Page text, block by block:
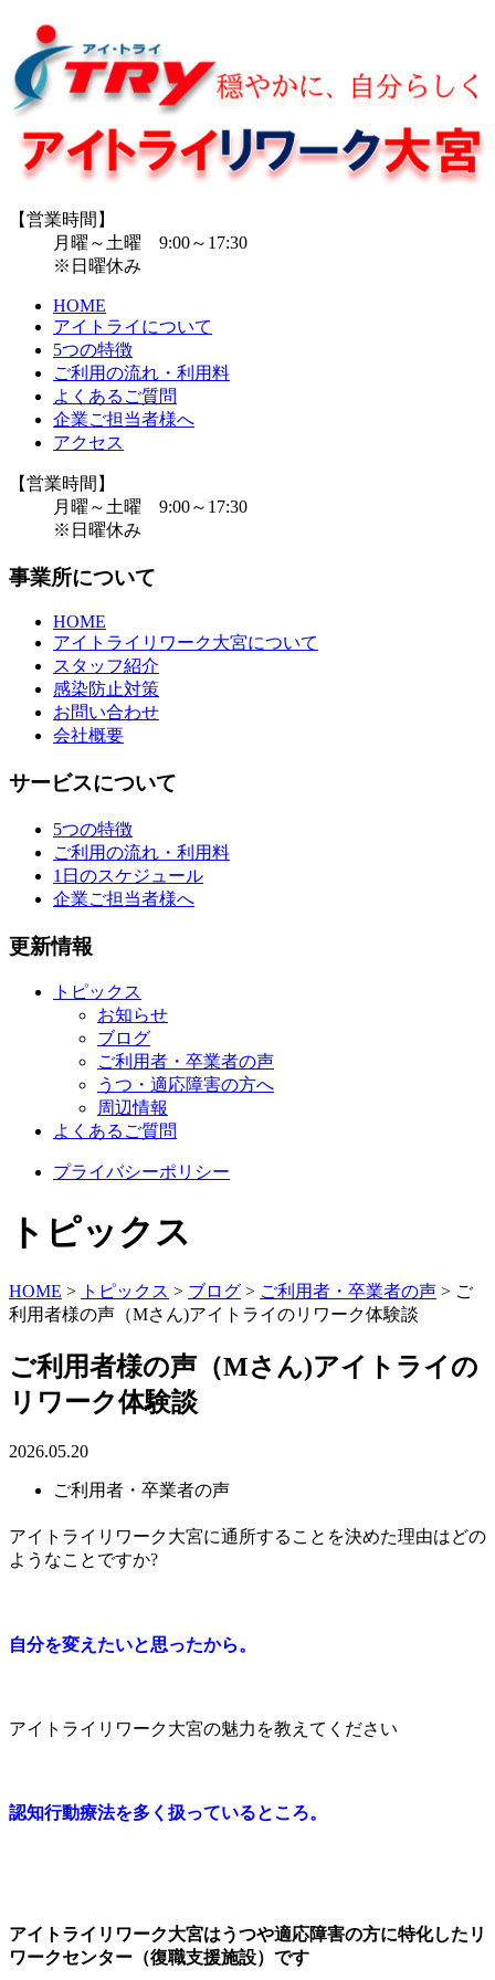
【営業時間】
月曜～土曜 9:00～17:30
※日曜休み
HOME
アイトライについて
5つの特徴
ご利用の流れ・利用料
よくあるご質問
企業ご担当者様へ
アクセス
【営業時間】
月曜～土曜 9:00～17:30
※日曜休み
事業所について
HOME
アイトライリワーク大宮について
スタッフ紹介
感染防止対策
お問い合わせ
会社概要
サービスについて
5つの特徴
ご利用の流れ・利用料
1日のスケジュール
企業ご担当者様へ
更新情報
トピックス
お知らせ
ブログ
ご利用者・卒業者の声
うつ・適応障害の方へ
周辺情報
よくあるご質問
プライバシーポリシー
トピックス
HOME > トピックス > ブログ > ご利用者・卒業者の声 > ご
利用者様の声（Mさん)アイトライのリワーク体験談
ご利用者様の声（Mさん)アイトライの
リワーク体験談
2026.05.20
ご利用者・卒業者の声
アイトライリワーク大宮に通所する ことを決めた理由はどの
ようなことですか?
自分を変えたいと思ったから。
アイトライリワーク大宮の魅力 を教えてください
認知行動療法を多く扱っているところ。
アイトライリワーク大宮はうつや適応障害の方に特化したリ
ワークセンター（復職支援施設）です